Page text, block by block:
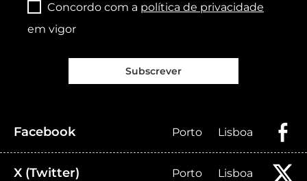
Concordo com a política de privacidade
em vigor
Subscrever
Facebook Porto Lisboa
X (Twitter) Porto Lisboa